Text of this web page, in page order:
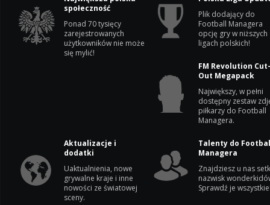
społeczność
Ponad 70 tysięcy
zarejestrowanych
użytkowników nie może
się mylić!
Plik dodający do
Football Managera
opcję gry w niższych
ligach polskich!
FM Revolution
Out Megapack
Największy, w pełni
dostępny zestaw
piłkarzy do Football
Managera.
Aktualizacje i
dodatki
Uaktualnienia, nowe
grywalne kraje i inne
nowości ze światowej
sceny.
Talenty do
Managera
Znajdziesz u nas
nazwisk
Sprawdź je